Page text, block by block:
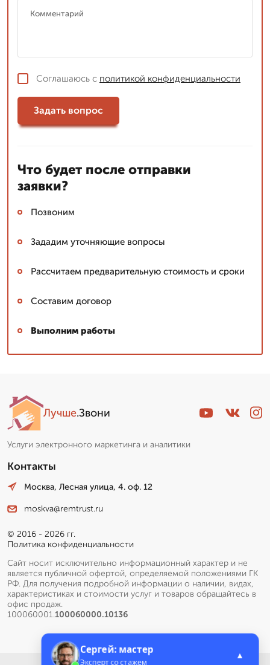
Соглашаюсь с политикой конфиденциальности
Задать вопрос
Что будет после отправки
заявки?
Позвоним
Зададим уточняющие вопросы
Рассчитаем предварительную стоимость и сроки
Составим договор
Выполним работы
Лучше.Звони
Услуги электронного маркетинга и аналитики
Контакты
Москва, Лесная улица, 4. оф. 12
moskva@remtrust.ru
© 2016 - 2026 гг.
Политика конфиденциальности
Сайт носит исключительно информационный характер и не
является публичной офертой, определяемой положениями ГК
РФ. Для получения подробной информации о наличии, видах,
характеристиках и стоимости услуг и товаров обращайтесь в
офис продаж.
100060001.100060000.10136
Сергей: мастер
Эксперт со стажем
▲